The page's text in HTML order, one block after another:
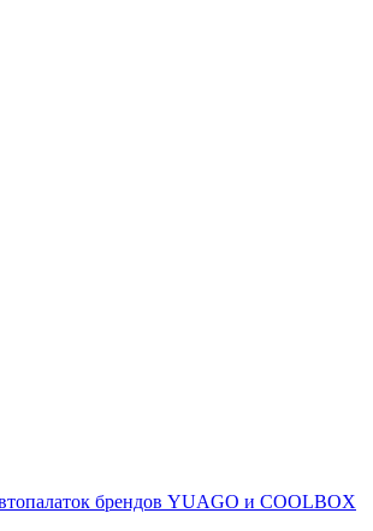
брендов YUAGO и COOLBOX